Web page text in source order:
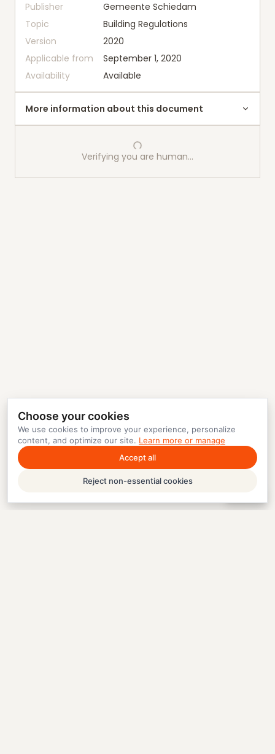
Publisher
Gemeente Schiedam
Topic
Building Regulations
Version
2020
Applicable from
September 1, 2020
Availability
Available
More information about this document
Verifying you are human…
Choose your cookies
We use cookies to improve your experience, personalize
content, and optimize our site. Learn more or manage
Accept all
Reject non-essential cookies